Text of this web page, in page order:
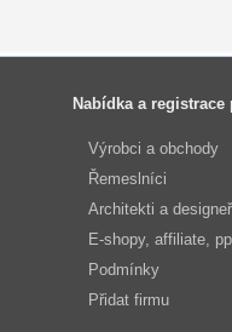
Nabídka a registrace
Výrobci a obchody
Řemeslníci
Architekti a
E-shopy, affiliate,
Podmínky
Přidat firmu